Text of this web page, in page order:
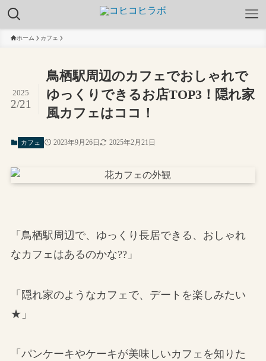
ホーム カフェ
鳥栖駅周辺のカフェでおしゃれで
ゆっくりできるお店TOP3！隠れ家
風カフェはココ！
2025
2/21
カフェ 2023年9月26日 2025年2月21日
「鳥栖駅周辺で、ゆっくり長居できる、おしゃれ
なカフェはあるのかな??」
「隠れ家のようなカフェで、デートを楽しみたい
★」
「パンケーキやケーキが美味しいカフェを知りた